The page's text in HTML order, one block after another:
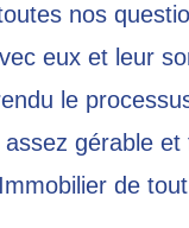
nos
eux et leur
le
gérable et
de